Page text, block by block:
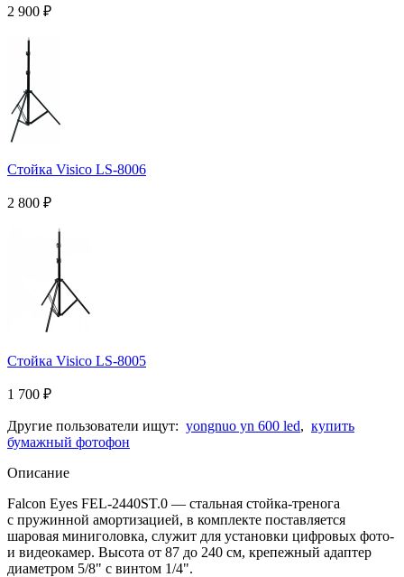
2 900 ₽
Стойка Visico LS-8006
2 800 ₽
Стойка Visico LS-8005
1 700 ₽
Другие пользователи ищут: yongnuo yn 600 led, купить
бумажный фотофон
Описание
Falcon Eyes FEL-2440ST.0 — стальная стойка-тренога
с пружинной амортизацией, в комплекте поставляется
шаровая миниголовка, служит для установки цифровых фото-
и видеокамер. Высота от 87 до 240 см, крепежный адаптер
диаметром 5/8" с винтом 1/4".